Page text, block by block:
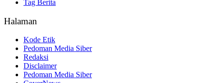
Tag Berita
Halaman
Kode Etik
Pedoman Media Siber
Redaksi
Disclaimer
Pedoman Media Siber